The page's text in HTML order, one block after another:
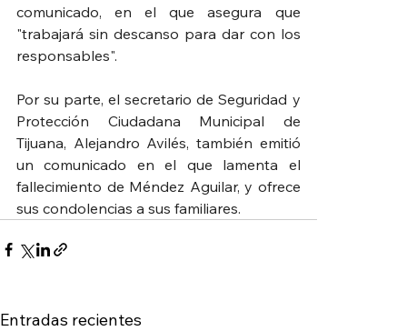
comunicado, en el que asegura que
"trabajará sin descanso para dar con los
responsables".
Por su parte, el secretario de Seguridad y
Protección Ciudadana Municipal de
Tijuana, Alejandro Avilés, también emitió
un comunicado en el que lamenta el
fallecimiento de Méndez Aguilar, y ofrece
sus condolencias a sus familiares.
Entradas recientes